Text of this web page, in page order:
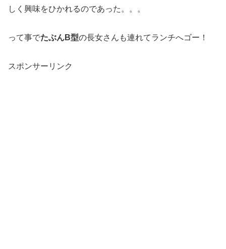
しく興味をひかれるのであった。。。
って事でたぶんB型の長女さんも連れてランチへゴー！
スポンサーリンク